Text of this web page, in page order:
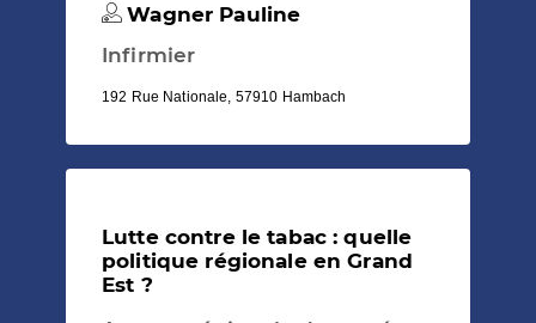
Wagner Pauline
Infirmier
192 Rue Nationale, 57910 Hambach
Lutte contre le tabac : quelle
politique régionale en Grand
Est ?